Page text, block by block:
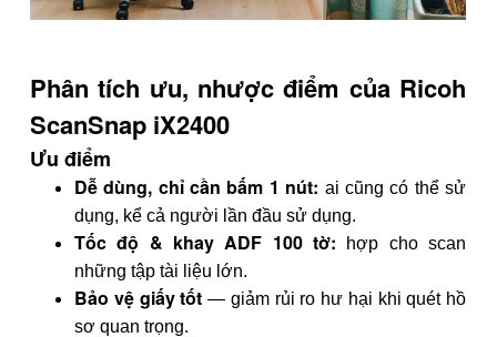
Phân tích ưu, nhược điểm của Ricoh
ScanSnap iX2400
Ưu điểm
Dễ dùng, chỉ cần bấm 1 nút: ai cũng có thể sử
dụng, kể cả người lần đầu sử dụng.
Tốc độ & khay ADF 100 tờ: hợp cho scan
những tập tài liệu lớn.
Bảo vệ giấy tốt — giảm rủi ro hư hại khi quét hồ
sơ quan trọng.